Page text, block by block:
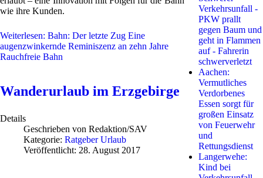
wie ihre Kunden.
Weiterlesen: Bahn: Der letzte Zug Eine
augenzwinkernde Reminiszenz an zehn Jahre
Rauchfreie Bahn
Wanderurlaub im Erzgebirge
Details
Geschrieben von Redaktion/SAV
Kategorie: Ratgeber Urlaub
Veröffentlicht: 28. August 2017
Verkehrsunfall -
PKW prallt
gegen Baum und
geht in Flammen
auf - Fahrerin
schwerverletzt
Aachen:
Vermutliches
Verdorbenes
Essen sorgt für
großen Einsatz
von Feuerwehr
und
Rettungsdienst
Langerwehe:
Kind bei